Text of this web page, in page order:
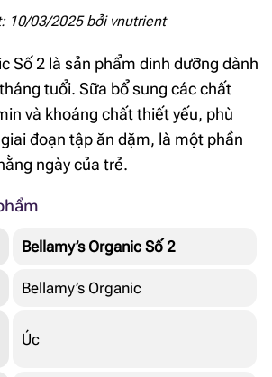
10/03/2025 bởi vnutrient
Số 2 là sản phẩm dinh dưỡng dành
tuổi. Sữa bổ sung các chất
và khoáng chất thiết yếu, phù
đoạn tập ăn dặm, là một phần
ngày của trẻ.
Bellamy’s Organic Số 2
Bellamy’s Organic
Úc